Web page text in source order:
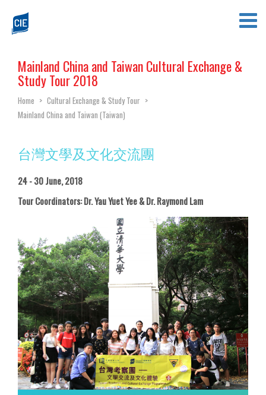
Mainland China and Taiwan Cultural Exchange &
Study Tour 2018
Home > Cultural Exchange & Study Tour >
Mainland China and Taiwan (Taiwan)
台灣文學及文化交流團
24 - 30 June, 2018
Tour Coordinators: Dr. Yau Yuet Yee & Dr. Raymond Lam